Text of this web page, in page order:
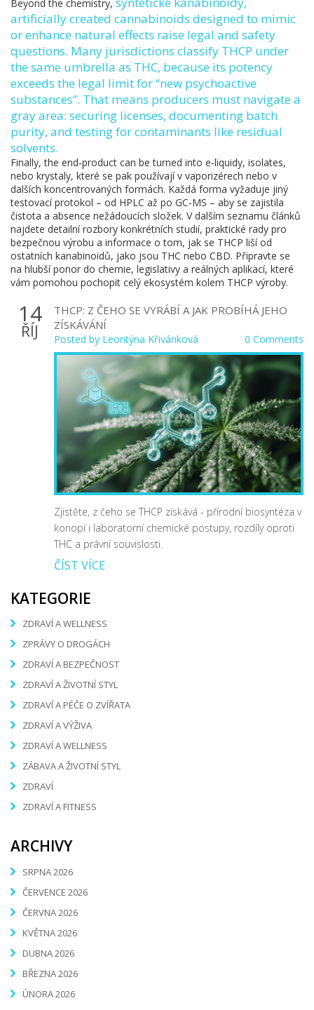
Beyond the chemistry,
artificially created cannabinoids designed to mimic
or enhance natural effects raise legal and safety
questions. Many jurisdictions classify THCP under
the same umbrella as THC, because its potency
exceeds the legal limit for “new psychoactive
substances”. That means producers must navigate a
gray area: securing licenses, documenting batch
purity, and testing for contaminants like residual
solvents.
Finally, the end‑product can be turned into e‑liquidy, isolates,
nebo krystaly, které se pak používají v vaporizérech nebo v
dalších koncentrovaných formách. Každá forma vyžaduje jiný
testovací protokol – od HPLC až po GC‑MS – aby se zajistila
čistota a absence nežádoucích složek. V dalším seznamu článků
najdete detailní rozbory konkrétních studií, praktické rady pro
bezpečnou výrobu a informace o tom, jak se THCP liší od
ostatních kanabinoidů, jako jsou THC nebo CBD. Připravte se
na hlubší ponor do chemie, legislativy a reálných aplikací, které
vám pomohou pochopit celý ekosystém kolem THCP výroby.
14
ŘÍJ
THCP: Z ČEHO SE VYRÁBÍ A JAK PROBÍHÁ JEHO
ZÍSKÁVÁNÍ
Posted by Leontýna Křivánková 0 Comments
Zjistěte, z čeho se THCP získává - přírodní biosyntéza v
konopí i laboratorní chemické postupy, rozdíly oproti
THC a právní souvislosti.
ČÍST VÍCE
KATEGORIE
ZDRAVÍ A WELLNESS
ZPRÁVY O DROGÁCH
ZDRAVÍ A BEZPEČNOST
ZDRAVÍ A ŽIVOTNÍ STYL
ZDRAVÍ A PÉČE O ZVÍŘATA
ZDRAVÍ A VÝŽIVA
ZDRAVÍ A WELLNESS
ZÁBAVA A ŽIVOTNÍ STYL
ZDRAVÍ
ZDRAVÍ A FITNESS
ARCHIVY
SRPNA 2026
ČERVENCE 2026
ČERVNA 2026
KVĚTNA 2026
DUBNA 2026
BŘEZNA 2026
ÚNORA 2026